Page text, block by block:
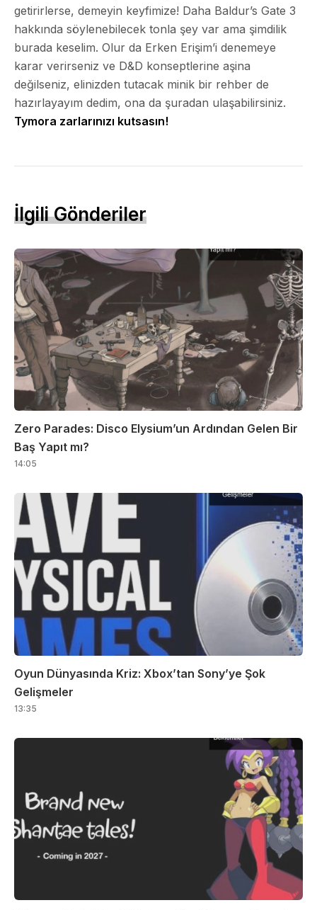
getirirlerse, demeyin keyfimize! Daha Baldur’s Gate 3
hakkında söylenebilecek tonla şey var ama şimdilik
burada keselim. Olur da Erken Erişim’i denemeye
karar verirseniz ve D&D konseptlerine aşina
değilseniz, elinizden tutacak minik bir rehber de
hazırlayayım dedim, ona da şuradan ulaşabilirsiniz.
Tymora zarlarınızı kutsasın!
İlgili Gönderiler
Zero Parades: Disco Elysium’un Ardından Gelen Bir
Baş Yapıt mı?
14:05
Oyun Dünyasında Kriz: Xbox’tan Sony’ye Şok
Gelişmeler
13:35